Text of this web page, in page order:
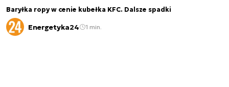
Baryłka ropy w cenie kubełka KFC. Dalsze spadki
Energetyka24 1 min.